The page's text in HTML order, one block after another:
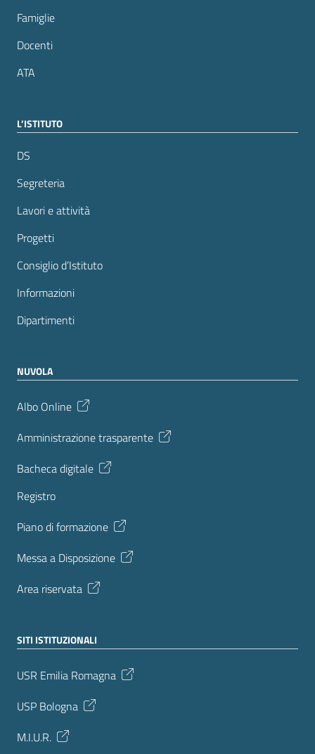
Famiglie
Docenti
ATA
L’ISTITUTO
DS
Segreteria
Lavori e attività
Progetti
Consiglio d’Istituto
Informazioni
Dipartimenti
NUVOLA
Albo Online
Amministrazione trasparente
Bacheca digitale
Registro
Piano di formazione
Messa a Disposizione
Area riservata
SITI ISTITUZIONALI
USR Emilia Romagna
USP Bologna
M.I.U.R.